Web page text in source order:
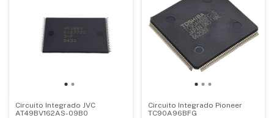
Circuito Integrado JVC
AT49BV162AS-09B0
Circuito Integrado Pioneer
TC90A96BFG